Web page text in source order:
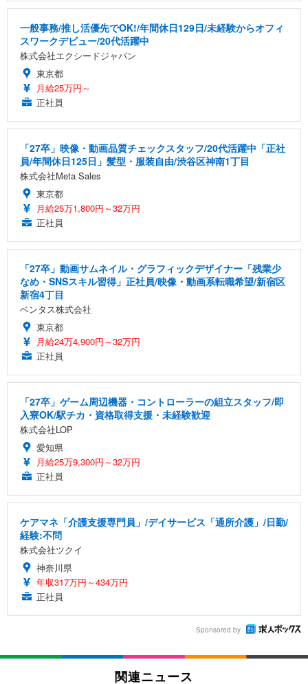
一般事務/推し活優先でOK!/年間休日129日/未経験からオフィ
スワークデビュー/20代活躍中
株式会社エクシードジャパン
東京都
月給25万円～
正社員
「27卒」映像・動画品質チェックスタッフ/20代活躍中「正社
員/年間休日125日」髪型・服装自由/渋谷区神南1丁目
株式会社Meta Sales
東京都
月給25万1,800円～32万円
正社員
「27卒」動画サムネイル・グラフィックデザイナー「残業少
なめ・SNSスキル習得」正社員/映像・動画系転職希望/新宿区
新宿4丁目
ベンタス株式会社
東京都
月給24万4,900円～32万円
正社員
「27卒」ゲーム周辺機器・コントローラーの組立スタッフ/即
入寮OK/駅チカ・資格取得支援・未経験歓迎
株式会社LOP
愛知県
月給25万9,300円～32万円
正社員
ケアマネ「介護支援専門員」/デイサービス「通所介護」/日勤/
経験:不問
株式会社ツクイ
神奈川県
年収317万円～434万円
正社員
Sponsored by
関連ニュース